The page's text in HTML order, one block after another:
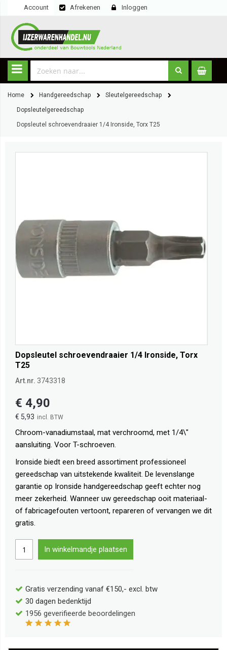
Account Afrekenen Inloggen
Home Handgereedschap Sleutelgereedschap
Dopsleutelgereedschap
Dopsleutel schroevendraaier 1/4 Ironside, Torx T25
Dopsleutel schroevendraaier 1/4 Ironside, Torx
T25
Art.nr. 3743318
€ 5,93
€ 4,90
Chroom-vanadiumstaal, mat verchroomd, met 1/4\"
aansluiting. Voor T-schroeven.
Ironside biedt een breed assortiment professioneel
gereedschap van uitstekende kwaliteit. De levenslange
garantie op Ironside handgereedschap geeft echter nog
meer zekerheid. Wanneer uw gereedschap ooit materiaal-
of fabricagefouten vertoont, repareren of vervangen we dit
gratis.
In winkelmandje plaatsen
Gratis verzending vanaf €150,- excl. btw
30 dagen bedenktijd
1956 geverifieerde beoordelingen